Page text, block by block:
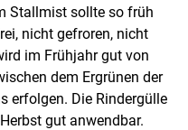
Skip to
Stallmist sollte so früh
nicht gefroren, nicht
im Frühjahr gut von
dem Ergrünen der
erfolgen. Die Rindergülle
gut anwendbar.